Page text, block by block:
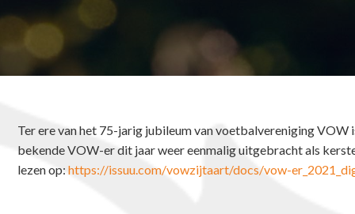
Ter ere van het 75-jarig jubileum van voetbalvereniging VOW
bekende VOW-er dit jaar weer eenmalig uitgebracht als
lezen op:https://issuu.com/vowzijtaart/docs/vow-